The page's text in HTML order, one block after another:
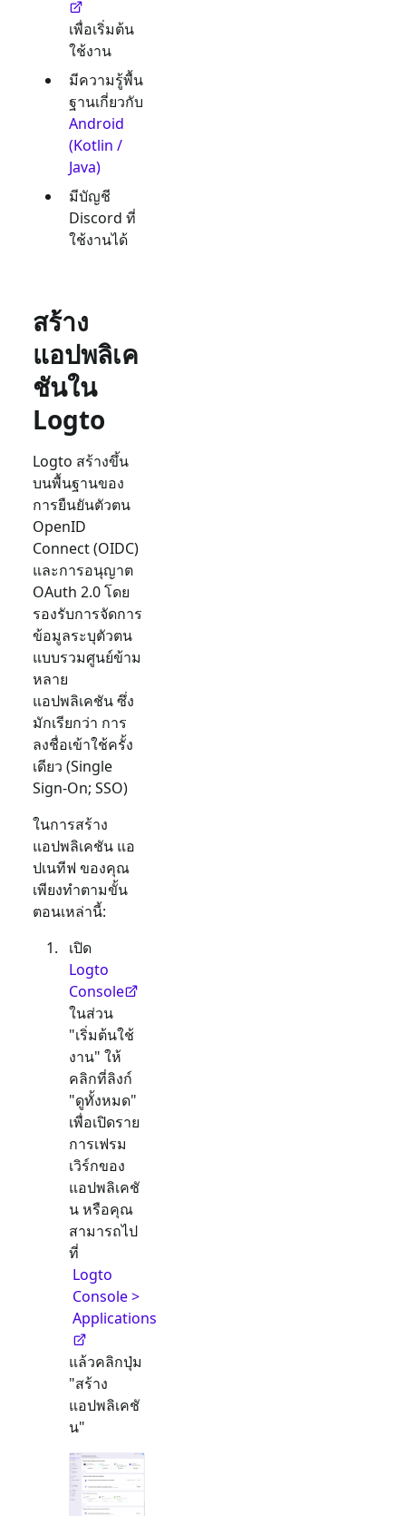
เพื่อเริ่มต้น
ใช้งาน
มีความรู้พื้น
ฐานเกี่ยวกับ
Android
(Kotlin /
Java)
มีบัญชี
Discord ที่
ใช้งานได้
สร้าง
แอปพลิเค
ชันใน
Logto
Logto สร้างขึ้น
บนพื้นฐานของ
การยืนยันตัวตน
OpenID
Connect (OIDC)
และการอนุญาต
OAuth 2.0 โดย
รองรับการจัดการ
ข้อมูลระบุตัวตน
แบบรวมศูนย์ข้าม
หลาย
แอปพลิเคชัน ซึ่ง
มักเรียกว่า การ
ลงชื่อเข้าใช้ครั้ง
เดียว (Single
Sign-On; SSO)
ในการสร้าง
แอปพลิเคชัน แอ
ปเนทีฟ ของคุณ
เพียงทำตามขั้น
ตอนเหล่านี้:
เปิด
Logto
Console
ในส่วน
"เริ่มต้นใช้
งาน" ให้
คลิกที่ลิงก์
"ดูทั้งหมด"
เพื่อเปิดราย
การเฟรม
เวิร์กของ
แอปพลิเคชั
น หรือคุณ
สามารถไป
ที่
Logto
Console >
Applications
แล้วคลิกปุ่ม
"สร้าง
แอปพลิเคชั
น"